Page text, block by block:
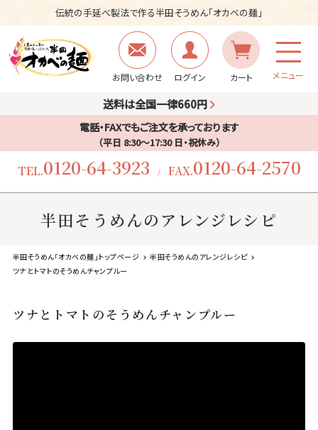
伝統の手延べ製法で作る半田そうめん「オカベの麺」
お問い合わせ ログイン カート メニュー
送料は全国一律660円
電話・FAXでもご注文を承っております
（平日 8:30〜17:30 日・祝休み）
TEL.0120-64-3923 / FAX.0120-64-2570
半田そうめんのアレンジレシピ
半田そうめん「オカベの麺」トップページ
半田そうめんのアレンジレシピ
ツナとトマトのそうめんチャンプルー
ツナとトマトのそうめんチャンプルー